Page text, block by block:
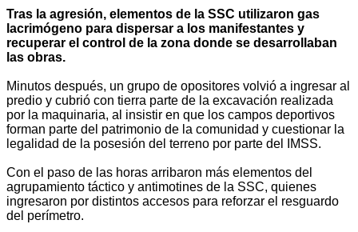
Tras la agresión, elementos de la SSC utilizaron gas
lacrimógeno para dispersar a los manifestantes y
recuperar el control de la zona donde se desarrollaban
las obras.
Minutos después, un grupo de opositores volvió a ingresar al
predio y cubrió con tierra parte de la excavación realizada
por la maquinaria, al insistir en que los campos deportivos
forman parte del patrimonio de la comunidad y cuestionar la
legalidad de la posesión del terreno por parte del IMSS.
Con el paso de las horas arribaron más elementos del
agrupamiento táctico y antimotines de la SSC, quienes
ingresaron por distintos accesos para reforzar el resguardo
del perímetro.